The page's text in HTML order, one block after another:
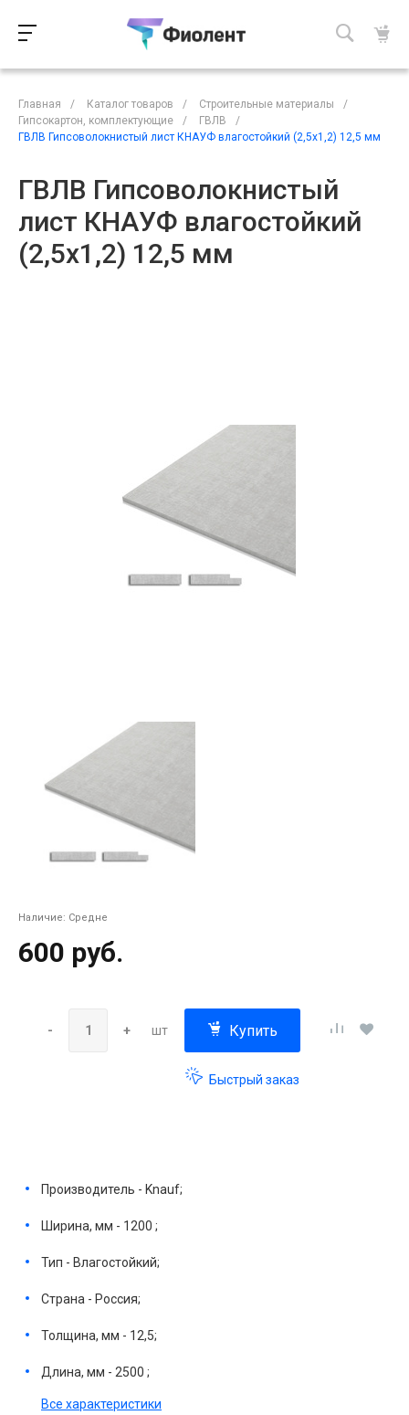
Главная / Каталог товаров / Строительные материалы
/
Гипсокартон, комплектующие
/ ГВЛВ
/
ГВЛВ Гипсоволокнистый лист КНАУФ влагостойкий (2,5х1,2) 12,5 мм
ГВЛВ Гипсоволокнистый
лист КНАУФ влагостойкий
(2,5х1,2) 12,5 мм
Наличие: Средне
600 руб.
- + шт Купить
Быстрый заказ
Производитель - Knauf;
Ширина, мм - 1200 ;
Тип - Влагостойкий;
Страна - Россия;
Толщина, мм - 12,5;
Длина, мм - 2500 ;
Все характеристики